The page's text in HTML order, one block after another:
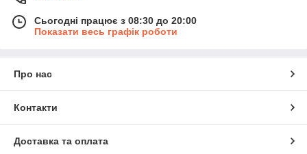
Сьогодні працює з 08:30 до 20:00
Показати весь графік роботи
Про нас
Контакти
Доставка та оплата